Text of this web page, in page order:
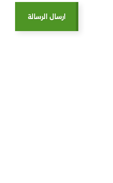
ارسال الرسالة